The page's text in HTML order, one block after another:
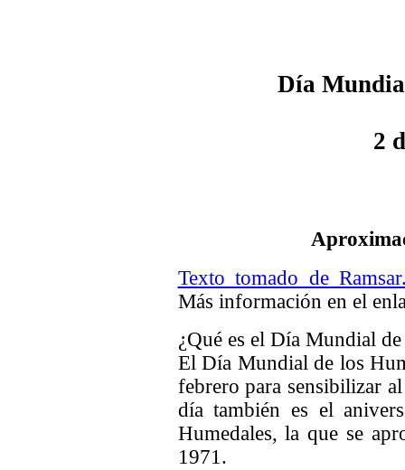
Día
2
Texto tomado de
Más información en el
¿Qué es el Día Mundial
El Día Mundial de los
febrero para sensibilizar
día también es el
Humedales, la que se
1971.